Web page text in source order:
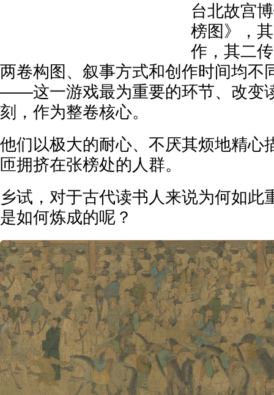
台北故宫
榜图》，
作，其二
两卷构图、叙事方式和创作时间均不
——这一游戏最为重要的环节、改变
刻，作为整卷核心。
他们以极大的耐心、不厌其烦地精心
匝拥挤在张榜处的人群。
乡试，对于古代读书人来说为何如此
是如何炼成的呢？